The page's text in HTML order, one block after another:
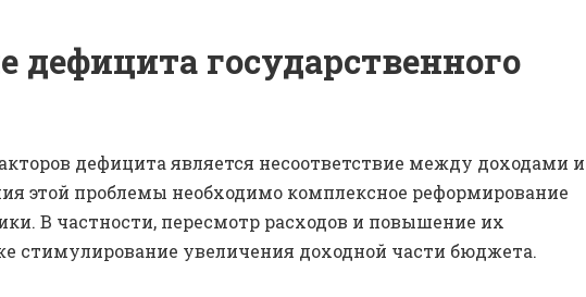
дефицита государственного
дефицита является несоответствие между доходами и
этой проблемы необходимо комплексное реформирование
В частности, пересмотр расходов и повышение их
стимулирование увеличения доходной части бюджета.